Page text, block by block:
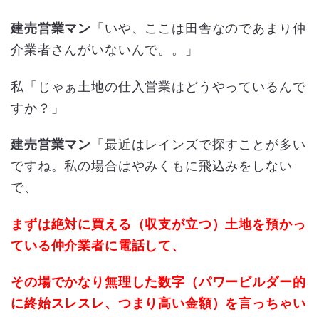
建売営業マン 「いや、ここは田舎なのであまり仲
介業者さんがいないんで。。」
私「じゃぁ土地の仕入営業はどうやっているんで
すか？」
建売営業マン 「最近はレインズで探すことが多い
ですね。私の場合はやみくもに飛込みをしない
で、
まずは絶対に買える（収支が立つ）土地を預かっ
ている仲介業者に電話して、
その場でかなり無理した数字（パワービルダー的
に終始スレスレ、つまり高い金額）を言っちゃい